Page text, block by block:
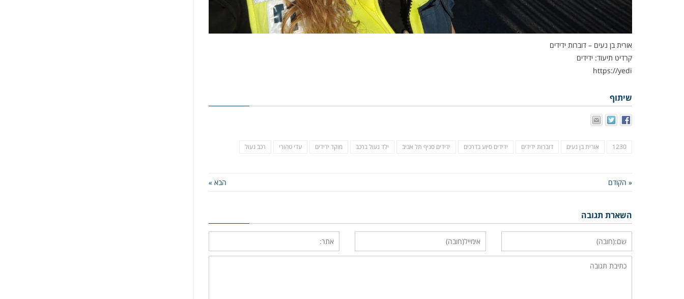
אורית בן נעים – דוברות ידידים
קרדיט תיעוד: ידידים
שיתוף
1230 אורית בן נעים דוברות ידידים ידידים סיוע בדרכים ידידים סניף תל אביב ילד נעול ברכב מוקד ידידים עדי טהורי רכב נעול
« הקודם הבא »
השארת תגובה